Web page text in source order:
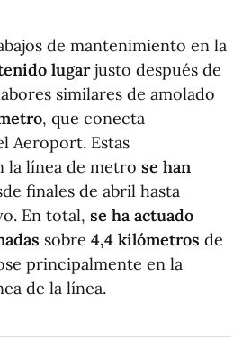
de mantenimiento en la
lugarjusto después de
similares de amolado
, que conecta
Aeroport. Estas
la línea de metro se han
finales de abril hasta
En total, se ha actuado
sobre 4,4 kilómetros de
principalmente en la
de la línea.